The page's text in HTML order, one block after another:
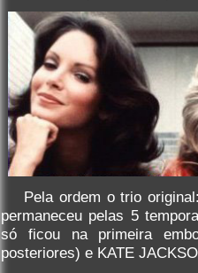
Pela ordem o trio
permaneceu pelas 5
só ficou na primeira
posteriores) e KATE